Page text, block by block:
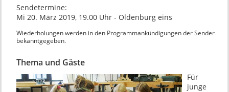
Sendetermine:
Mi 20. März 2019, 19.00 Uhr - Oldenburg eins
Wiederholungen werden in den Programmankündigungen der Sender
bekanntgegeben.
Thema und Gäste
Für
junge